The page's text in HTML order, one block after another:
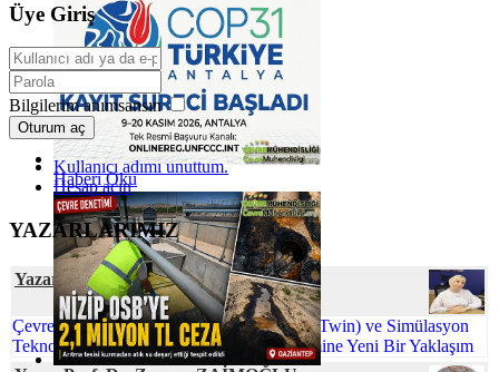
Haberi Oku
Üye Giriş
Bilgilerim anımsansın
Oturum aç
Kullanıcı adımı unuttum.
Hesap açın
YAZARLARIMIZ
Yazar Tuğba KAKTİMUR
Çevre Mühendisliğinde Dijital İkiz (Digital Twin) ve Simülasyon
Teknolojileri: Sürdürülebilir Proses Yönetimine Yeni Bir Yaklaşım